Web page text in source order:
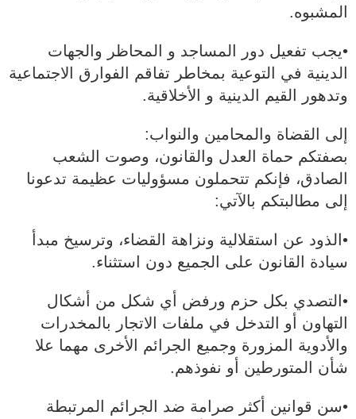
المشبوه.
•يجب تفعيل دور المساجد و المحاظر والجهات
الدينية في التوعية بمخاطر تفاقم الفوارق الاجتماعية
وتدهور القيم الدينية و الأخلاقية.
إلى القضاة والمحامين والنواب:
بصفتكم حماة العدل والقانون، وصوت الشعب
الصادق، فإنكم تتحملون مسؤوليات عظيمة تدعونا
إلى مطالبتكم بالآتي:
•الذود عن استقلالية ونزاهة القضاء، وترسيخ مبدأ
سيادة القانون على الجميع دون استثناء.
•التصدي بكل حزم ورفض أي شكل من أشكال
التهاون أو التدخل في ملفات الاتجار بالمخدرات
والأدوية المزورة وجميع الجرائم الأخرى مهما علا
شأن المتورطين أو نفوذهم.
•سن قوانين أكثر صرامة ضد الجرائم المرتبطة